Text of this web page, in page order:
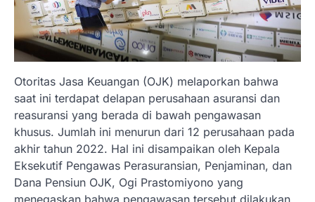
Otoritas Jasa Keuangan (OJK) melaporkan bahwa
saat ini terdapat delapan perusahaan asuransi dan
reasuransi yang berada di bawah pengawasan
khusus. Jumlah ini menurun dari 12 perusahaan pada
akhir tahun 2022. Hal ini disampaikan oleh Kepala
Eksekutif Pengawas Perasuransian, Penjaminan, dan
Dana Pensiun OJK, Ogi Prastomiyono yang
menegaskan bahwa pengawasan tersebut dilakukan